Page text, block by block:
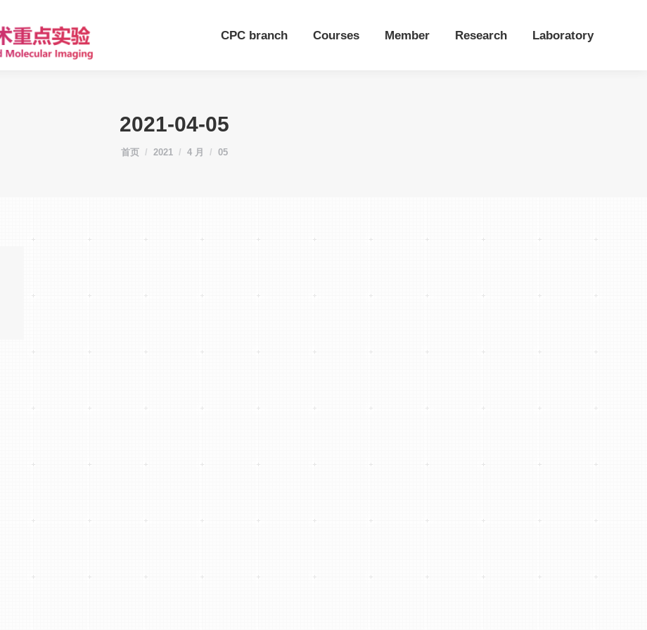
CPC branch Courses Member Research Laboratory
2021-04-05
您在这里：
首页 2021 4 月 05